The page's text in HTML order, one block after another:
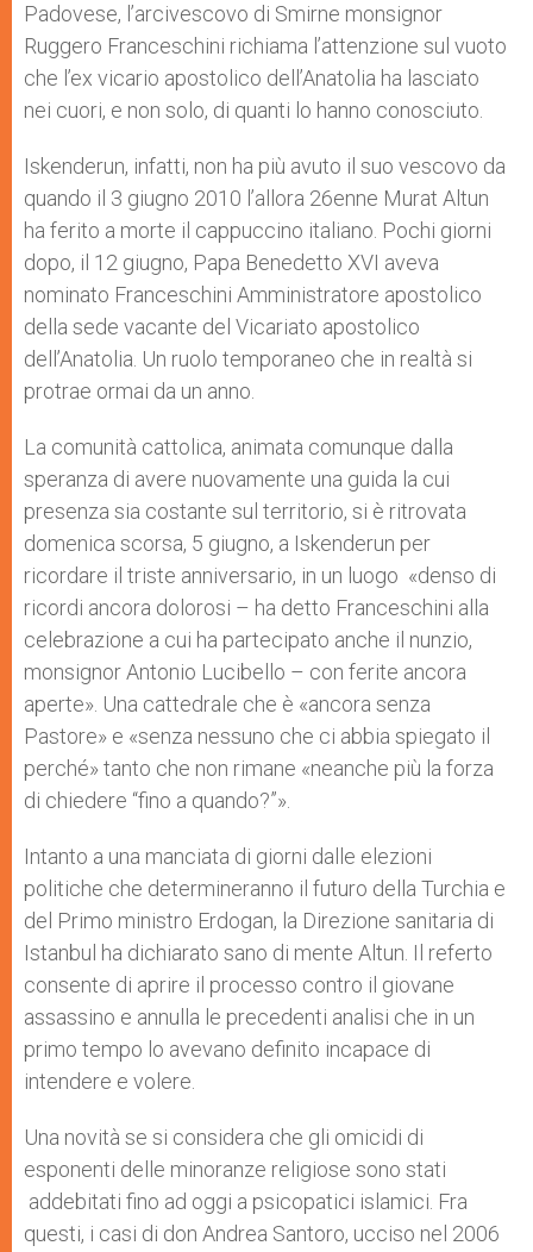
Padovese, l’arcivescovo di Smirne monsignor
Ruggero Franceschini richiama l’attenzione sul vuoto
che l’ex vicario apostolico dell’Anatolia ha lasciato
nei cuori, e non solo, di quanti lo hanno conosciuto.
Iskenderun, infatti, non ha più avuto il suo vescovo da
quando il 3 giugno 2010 l’allora 26enne Murat Altun
ha ferito a morte il cappuccino italiano. Pochi giorni
dopo, il 12 giugno, Papa Benedetto XVI aveva
nominato Franceschini Amministratore apostolico
della sede vacante del Vicariato apostolico
dell’Anatolia. Un ruolo temporaneo che in realtà si
protrae ormai da un anno.
La comunità cattolica, animata comunque dalla
speranza di avere nuovamente una guida la cui
presenza sia costante sul territorio, si è ritrovata
domenica scorsa, 5 giugno, a Iskenderun per
ricordare il triste anniversario, in un luogo «denso di
ricordi ancora dolorosi – ha detto Franceschini alla
celebrazione a cui ha partecipato anche il nunzio,
monsignor Antonio Lucibello – con ferite ancora
aperte». Una cattedrale che è «ancora senza
Pastore» e «senza nessuno che ci abbia spiegato il
perché» tanto che non rimane «neanche più la forza
di chiedere “fino a quando?”».
Intanto a una manciata di giorni dalle elezioni
politiche che determineranno il futuro della Turchia e
del Primo ministro Erdogan, la Direzione sanitaria di
Istanbul ha dichiarato sano di mente Altun. Il referto
consente di aprire il processo contro il giovane
assassino e annulla le precedenti analisi che in un
primo tempo lo avevano definito incapace di
intendere e volere.
Una novità se si considera che gli omicidi di
esponenti delle minoranze religiose sono stati
addebitati fino ad oggi a psicopatici islamici. Fra
questi, i casi di don Andrea Santoro, ucciso nel 2006